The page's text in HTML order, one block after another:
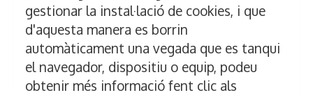
gestionar la instal·lació de cookies, i que
d'aquesta manera es borrin
automàticament una vegada que es tanqui
el navegador, dispositiu o equip, podeu
obtenir més informació fent clic als